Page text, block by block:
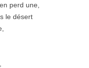
perd une,
le désert